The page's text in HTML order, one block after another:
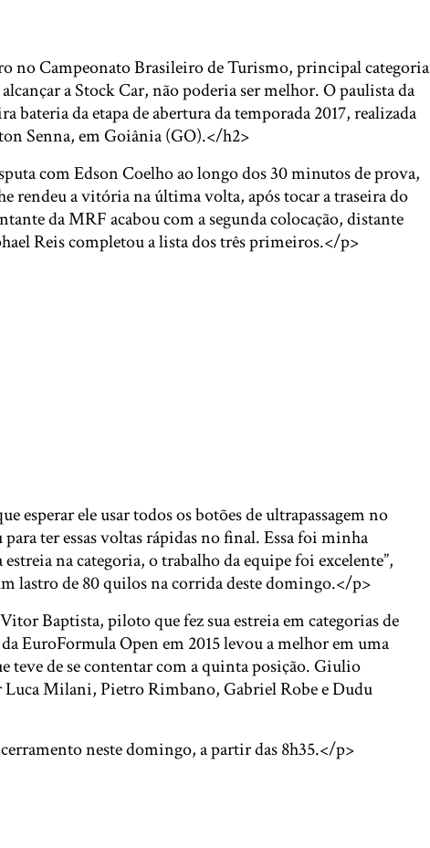
no Campeonato Brasileiro de Turismo, principal categoria
a Stock Car, não poderia ser melhor. O paulista da
da etapa de abertura da temporada 2017, realizada
Senna, em Goiânia (GO).</h2>
com Edson Coelho ao longo dos 30 minutos de prova,
rendeu a vitória na última volta, após tocar a traseira do
da MRF acabou com a segunda colocação, distante
Reis completou a lista dos três primeiros.</p>
esperar ele usar todos os botões de ultrapassagem no
ter essas voltas rápidas no final. Essa foi minha
na categoria, o trabalho da equipe foi excelente”,
lastro de 80 quilos na corrida deste domingo.</p>
Baptista, piloto que fez sua estreia em categorias de
EuroFormula Open em 2015 levou a melhor em uma
teve de se contentar com a quinta posição. Giulio
Milani, Pietro Rimbano, Gabriel Robe e Dudu
neste domingo, a partir das 8h35.</p>